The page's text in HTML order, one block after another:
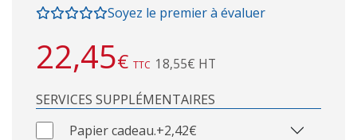
Soyez le premier à évaluer
22,45€ TTC 18,55€ HT
SERVICES SUPPLÉMENTAIRES
Papier cadeau.+2,42€